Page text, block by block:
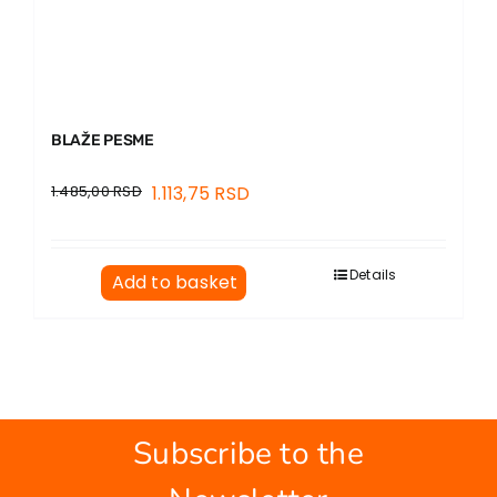
BLAŽE PESME
1.485,00RSD 1.113,75 RSD
Add to basket Details
Subscribe to the